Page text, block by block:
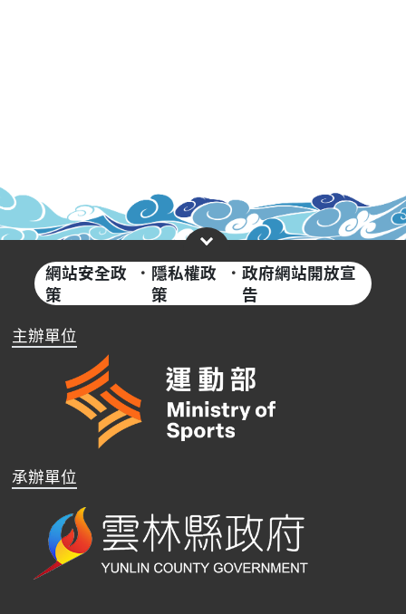
網站安全政
策
· 隱私權政
策
· 政府網站開放宣
告
主辦單位
承辦單位